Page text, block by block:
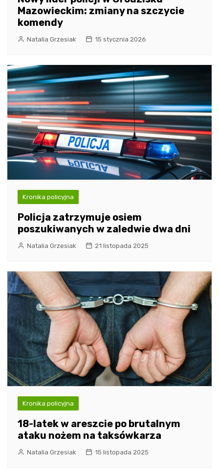
Mazowieckim: zmiany na szczycie
komendy
Natalia Grzesiak 15 stycznia 2026
Kronika policyjna
Policja zatrzymuje osiem
poszukiwanych w zaledwie dwa dni
Natalia Grzesiak 21 listopada 2025
Kronika policyjna
18-latek w areszcie po brutalnym
ataku nożem na taksówkarza
Natalia Grzesiak 15 listopada 2025